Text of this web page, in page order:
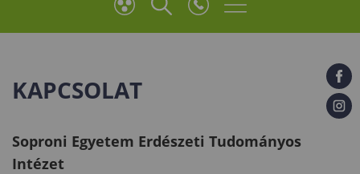
KAPCSOLAT
Soproni Egyetem Erdészeti Tudományos
Intézet